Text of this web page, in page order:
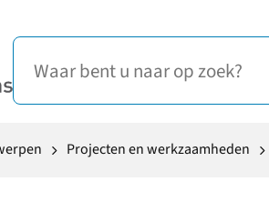
Projecten en werkzaamheden